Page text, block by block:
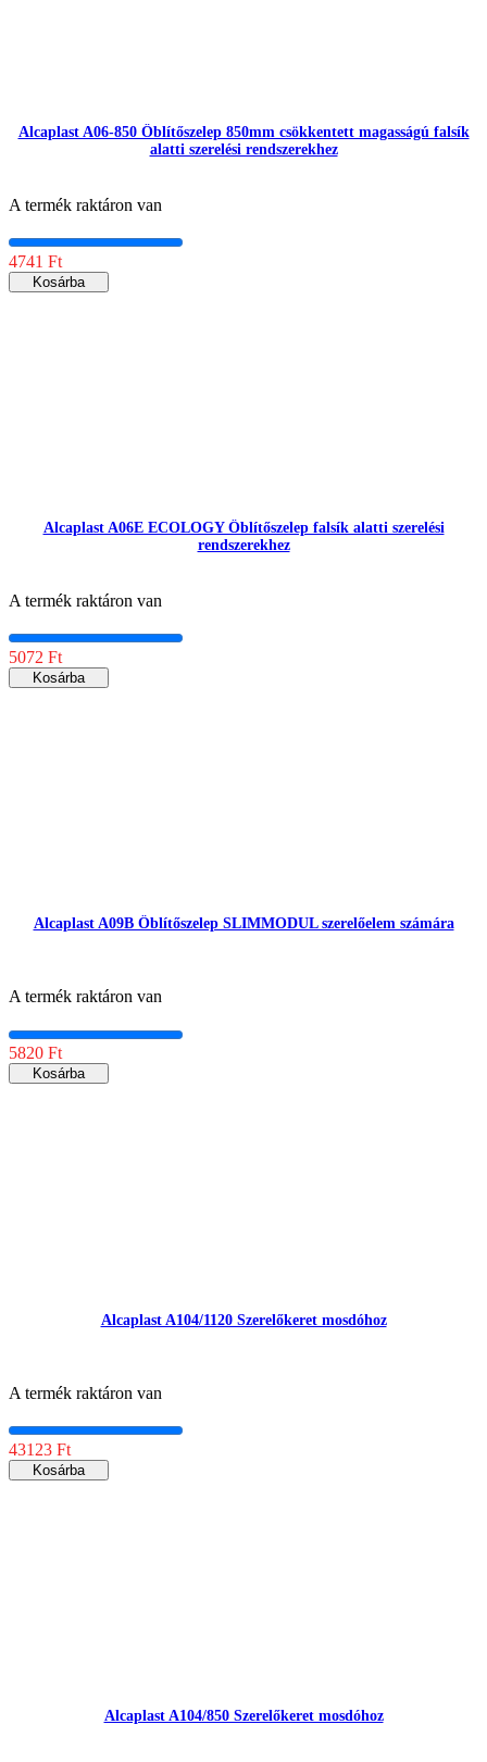
Alcaplast A06-850 Öblítőszelep 850mm csökkentett magasságú falsík
alatti szerelési rendszerekhez
A termék raktáron van
4741 Ft
Kosárba
Alcaplast A06E ECOLOGY Öblítőszelep falsík alatti szerelési
rendszerekhez
A termék raktáron van
5072 Ft
Kosárba
Alcaplast A09B Öblítőszelep SLIMMODUL szerelőelem számára
A termék raktáron van
5820 Ft
Kosárba
Alcaplast A104/1120 Szerelőkeret mosdóhoz
A termék raktáron van
43123 Ft
Kosárba
Alcaplast A104/850 Szerelőkeret mosdóhoz